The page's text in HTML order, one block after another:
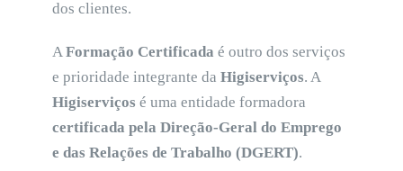
dos clientes.
AFormação Certificada é outro dos serviços
e prioridade integrante daHigiserviços. A
Higiserviços é uma entidade formadora
certificada pela Direção-Geral do Emprego
e das Relações de Trabalho (DGERT).